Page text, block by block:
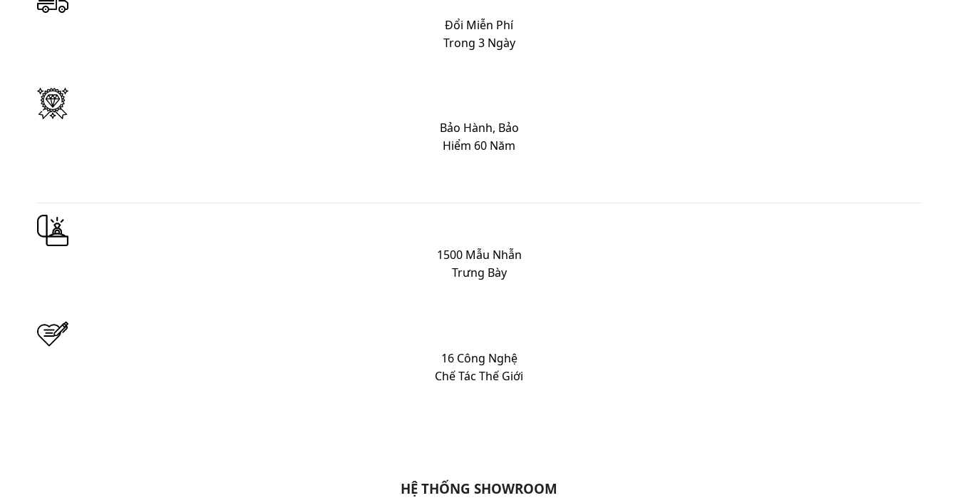
Đổi Miễn Phí
Trong 3 Ngày
Bảo Hành, Bảo
Hiểm 60 Năm
1500 Mẫu Nhẫn
Trưng Bày
16 Công Nghệ
Chế Tác Thế Giới
HỆ THỐNG SHOWROOM